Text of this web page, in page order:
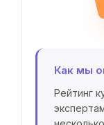
Как мы
Рейтинг